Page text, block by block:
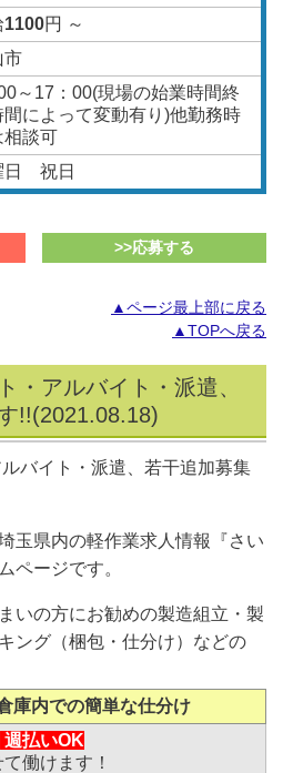
1100円 ～
市
～17：00(現場の始業時間終
間によって変動有り)他勤務時
相談可
日 祝日
>>応募する
▲ページ最上部に戻る
▲TOPへ戻る
・アルバイト・派遣、
!!(2021.08.18)
バイト・派遣、若干追加募集
玉県内の軽作業求人情報『さい
ページです。
いの方にお勧めの製造組立・製
ング（梱包・仕分け）などの
庫内での簡単な仕分け
週払いOK
働けます！